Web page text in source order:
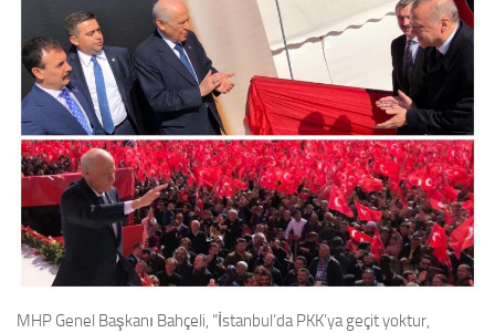
MHP Genel Başkanı Bahçeli, “İstanbul’da PKK’ya geçit yoktur,